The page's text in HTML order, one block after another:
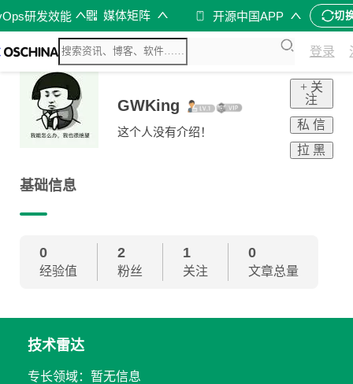
研发效能 媒体矩阵 开源中国APP 切
登录
GWKing
这个人没有介绍！
+ 关
注
私 信
拉 黑
基础信息
0
经验值
2
粉丝
1
关注
0
文章总量
技术雷达
专长领域：暂无信息